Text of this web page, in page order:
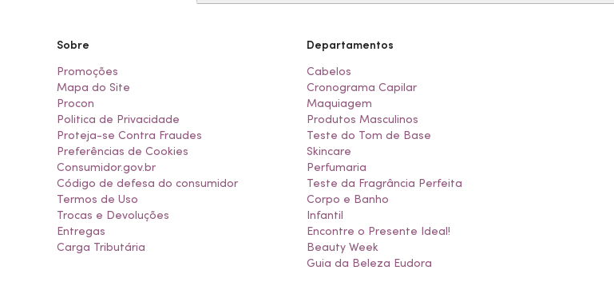
Sobre
Promoções
Mapa do Site
Procon
Politica de Privacidade
Proteja-se Contra Fraudes
Preferências de Cookies
Consumidor.gov.br
Código de defesa do consumidor
Termos de Uso
Trocas e Devoluções
Entregas
Carga Tributária
Departamentos
Cabelos
Cronograma Capilar
Maquiagem
Produtos Masculinos
Teste do Tom de Base
Skincare
Perfumaria
Teste da Fragrância Perfeita
Corpo e Banho
Infantil
Encontre o Presente Ideal!
Beauty Week
Guia da Beleza Eudora